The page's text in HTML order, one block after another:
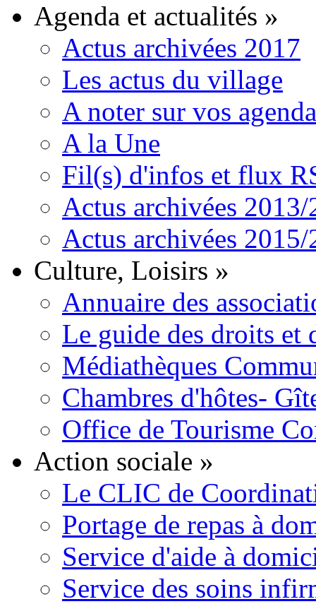
Agenda et actualités »
Actus archivées 2017
Les actus du village
A noter sur vos
A la Une
Fil(s) d'infos et flux
Actus archivées 2013/
Actus archivées 2015/
Culture, Loisirs »
Annuaire des
Le guide des droits et
Médiathèques
Chambres d'hôtes-
Office de Tourisme
Action sociale »
Le CLIC de
Portage de repas à
Service d'aide à
Service des soins